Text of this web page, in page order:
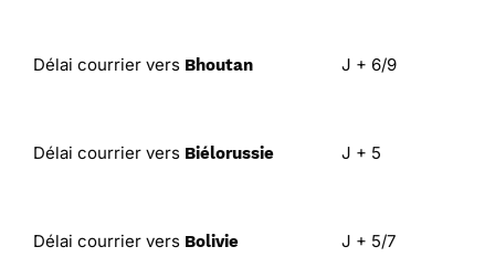
Délai courrier vers Bhoutan J + 6/9
Délai courrier vers Biélorussie J + 5
Délai courrier vers Bolivie J + 5/7